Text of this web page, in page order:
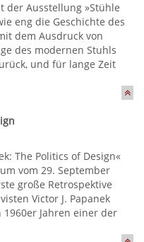
der Ausstellung »Stühle
eng die Geschichte des
dem Ausdruck von
des modernen Stuhls
und für lange Zeit
The Politics of Design«
vom 29. September
große Retrospektive
Victor J. Papanek
1960er Jahren einer der